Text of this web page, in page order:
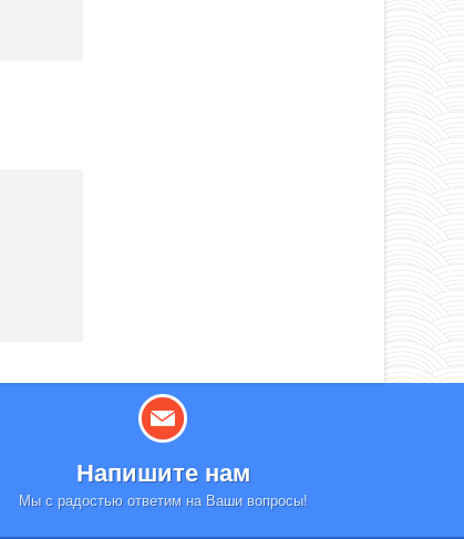
Напишите нам
Мы с радостью ответим на Ваши вопросы!